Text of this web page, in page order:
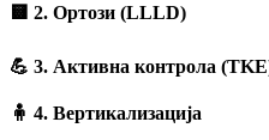
🟨 2. Ортози (LLLD)
💪 3. Активна контрола
🧍 4. Вертикализација